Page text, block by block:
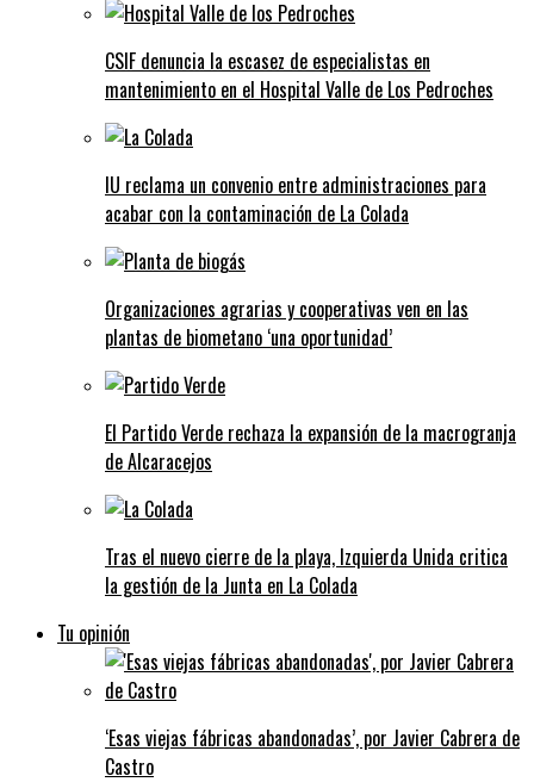
CSIF denuncia la escasez de especialistas en
mantenimiento en el Hospital Valle de Los Pedroches
IU reclama un convenio entre administraciones para
acabar con la contaminación de La Colada
Organizaciones agrarias y cooperativas ven en las
plantas de biometano ‘una oportunidad’
El Partido Verde rechaza la expansión de la macrogranja
de Alcaracejos
Tras el nuevo cierre de la playa, Izquierda Unida critica
la gestión de la Junta en La Colada
Tu opinión
‘Esas viejas fábricas abandonadas’, por Javier Cabrera de
Castro